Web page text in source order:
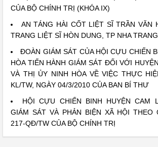
CỦA BỘ CHÍNH TRỊ (KHÓA IX)
AN TÁNG HÀI CỐT LIỆT SĨ TRẦN VĂN
TRANG LIỆT SĨ HÒN DUNG, TP NHA TRANG
ĐOÀN GIÁM SÁT CỦA HỘI CỰU CHIẾN
HÒA TIẾN HÀNH GIÁM SÁT ĐỐI VỚI
VÀ THỊ ỦY NINH HÒA VỀ VIỆC THỰC
KL/TW, NGÀY 04/3/2010 CỦA BAN BÍ THƯ
HỘI CỰU CHIẾN BINH HUYỆN CAM
GIÁM SÁT VÀ PHẢN BIỆN XÃ HỘI THEO
217-QĐ/TW CỦA BỘ CHÍNH TRỊ